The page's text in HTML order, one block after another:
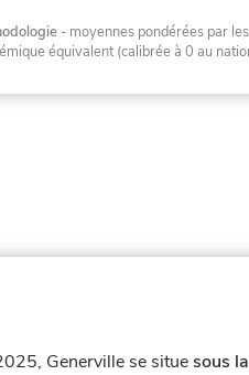
- moyennes pondérées par
équivalent (calibrée à 0 au
Generville se situesous